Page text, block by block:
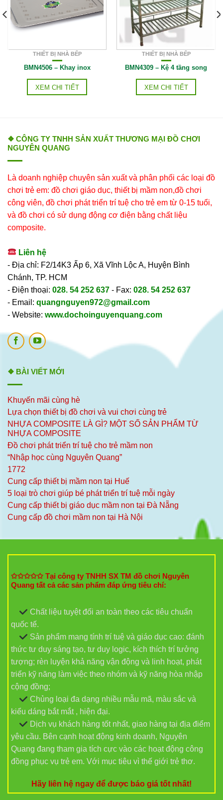
THIẾT BỊ NHÀ BẾP
BMN4506 – Khay inox
XEM CHI TIẾT
THIẾT BỊ NHÀ BẾP
BMN4309 – Kệ 4 tầng song
XEM CHI TIẾT
❖ CÔNG TY TNHH SẢN XUẤT THƯƠNG MẠI ĐỒ CHƠI
NGUYÊN QUANG
Là doanh nghiệp chuyên sản xuất và phân phối các loại đồ
chơi trẻ em: đồ chơi giáo dục, thiết bị mầm non,đồ chơi
công viên, đồ chơi phát triển trí tuệ cho trẻ em từ 0-15 tuổi,
và đồ chơi có sử dụng động cơ điện bằng chất liệu
composite.
Liên hệ
- Địa chỉ: F2/14K3 Ấp 6, Xã Vĩnh Lộc A, Huyện Bình
Chánh, TP. HCM
- Điện thoại: 028. 54 252 637 - Fax: 028. 54 252 637
- Email: quangnguyen972@gmail.com
- Website: www.dochoinguyenquang.com
❖ BÀI VIẾT MỚI
Khuyến mãi cùng hè
Lựa chọn thiết bị đồ chơi và vui chơi cùng trẻ
NHỰA COMPOSITE LÀ GÌ? MỘT SỐ SẢN PHẨM TỪ
NHỰA COMPOSITE
Đồ chơi phát triển trí tuệ cho trẻ mầm non
“Nhập học cùng Nguyên Quang”
1772
Cung cấp thiết bị mầm non tại Huế
5 loại trò chơi giúp bé phát triển trí tuệ mỗi ngày
Cung cấp thiết bị giáo dục mầm non tại Đà Nẵng
Cung cấp đồ chơi mầm non tại Hà Nội
✩✩✩✩✩ Tại công ty TNHH SX TM đồ chơi Nguyên
Quang tất cả các sản phẩm đáp ứng tiêu chí:
Chất liệu tuyệt đối an toàn theo các tiêu chuẩn
quốc tế.
Sản phẩm mang tính trí tuệ và giáo dục cao: đánh
thức tư duy sáng tạo, tư duy logic, kích thích trí tưởng
tượng; rèn luyện khả năng vận động và linh hoạt, phát
triển kỹ năng làm việc theo nhóm và kỹ năng hòa nhập
cộng đồng;
Chủng loại đa dạng nhiều mẫu mã, màu sắc và
kiểu dáng bắt mắt , hiện đại.
Dịch vụ khách hàng tốt nhất, giao hàng tại địa điểm
yêu cầu. Bên cạnh hoạt động kinh doanh, Nguyên
Quang đang tham gia tích cực vào các hoạt động công
đồng phục vụ trẻ em. Với mục tiêu vì thế giới trẻ thơ.
Hãy liên hệ ngay để được báo giá tốt nhất!